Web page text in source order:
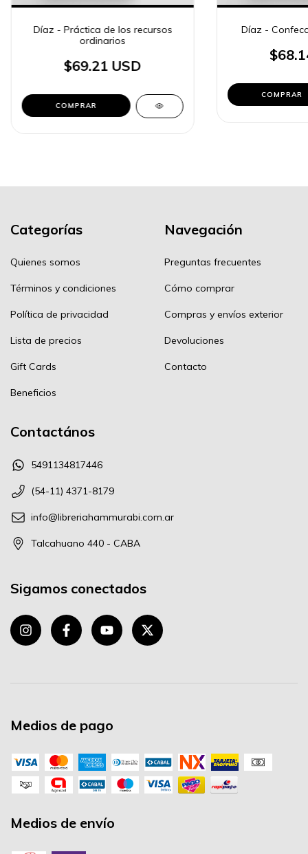
Díaz - Práctica de los recursos
ordinarios
$69.21 USD
COMPRAR
Díaz -
COMPRAR
Categorías
Quienes somos
Términos y condiciones
Política de privacidad
Lista de precios
Gift Cards
Beneficios
Navegación
Preguntas frecuentes
Cómo comprar
Compras y envíos exterior
Devoluciones
Contacto
Contactános
5491134817446
(54-11) 4371-8179
info@libreriahammurabi.com.ar
Talcahuano 440 - CABA
Sigamos conectados
Medios de pago
Medios de envío